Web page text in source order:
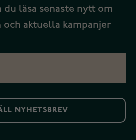
läsa senaste nytt om
och aktuella kampanjer
NYHETSBREV